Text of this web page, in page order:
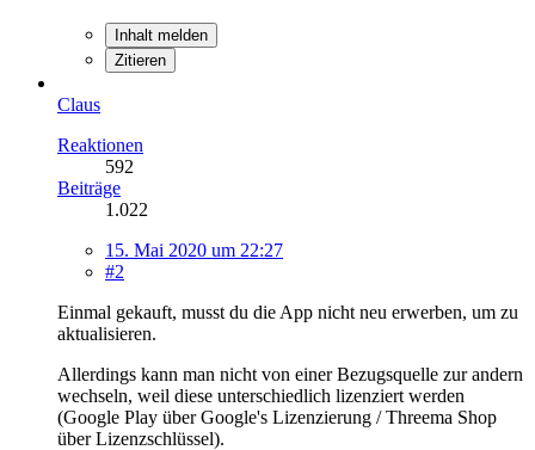
Inhalt melden
Zitieren
Claus
Reaktionen
592
Beiträge
1.022
15. Mai 2020 um 22:27
#2
Einmal gekauft, musst du die App nicht neu erwerben, um zu
aktualisieren.
Allerdings kann man nicht von einer Bezugsquelle zur andern
wechseln, weil diese unterschiedlich lizenziert werden
(Google Play über Google's Lizenzierung / Threema Shop
über Lizenzschlüssel).